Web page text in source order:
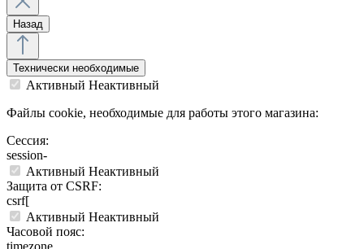
Назад
Технически необходимые
Активный Неактивный
Файлы cookie, необходимые для работы этого магазина:
Сессия:
session-
Активный Неактивный
Защита от CSRF:
csrf[
Активный Неактивный
Часовой пояс: